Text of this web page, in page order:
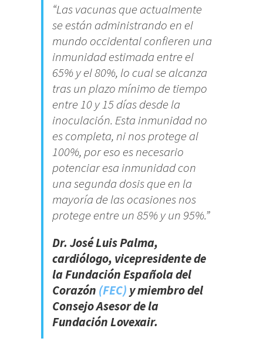
“Las vacunas que actualmente
se están administrando en el
mundo occidental confieren una
inmunidad estimada entre el
65% y el 80%, lo cual se alcanza
tras un plazo mínimo de tiempo
entre 10 y 15 días desde la
inoculación. Esta inmunidad no
es completa, ni nos protege al
100%, por eso es necesario
potenciar esa inmunidad con
una segunda dosis que en la
mayoría de las ocasiones nos
protege entre un 85% y un 95%.”
Dr. José Luis Palma,
cardiólogo, vicepresidente de
la Fundación Española del
Corazón (FEC) y miembro del
Consejo Asesor de la
Fundación Lovexair.